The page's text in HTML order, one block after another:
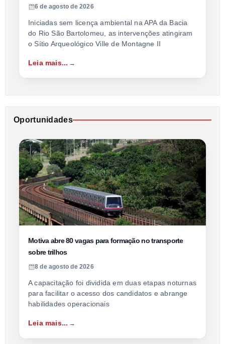
6 de agosto de 2026
Iniciadas sem licença ambiental na APA da Bacia
do Rio São Bartolomeu, as intervenções atingiram
o Sítio Arqueológico Ville de Montagne II
Leia mais...
Oportunidades
Motiva abre 80 vagas para formação no transporte
sobre trilhos
8 de agosto de 2026
A capacitação foi dividida em duas etapas noturnas
para facilitar o acesso dos candidatos e abrange
habilidades operacionais
Leia mais...